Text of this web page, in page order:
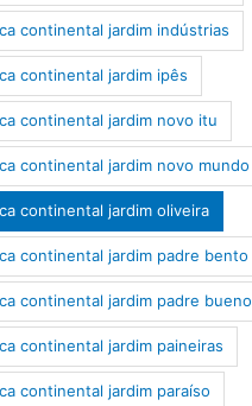
continental jardim indústrias
continental jardim ipês
continental jardim novo itu
continental jardim novo mundo
continental jardim oliveira
continental jardim padre bento
continental jardim padre bueno
continental jardim paineiras
continental jardim paraíso